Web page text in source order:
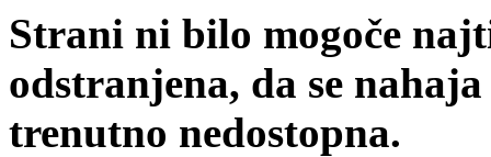
Strani ni bilo mogoče
odstranjena, da se
trenutno nedostopna.